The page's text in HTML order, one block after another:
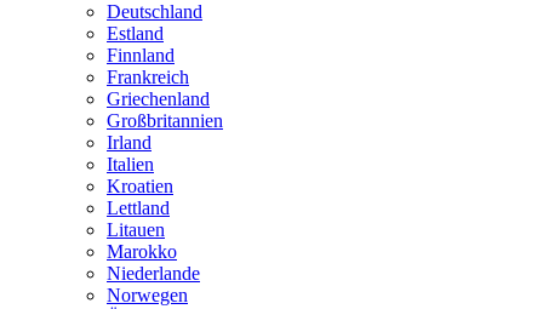
Deutschland
Estland
Finnland
Frankreich
Griechenland
Großbritannien
Irland
Italien
Kroatien
Lettland
Litauen
Marokko
Niederlande
Norwegen